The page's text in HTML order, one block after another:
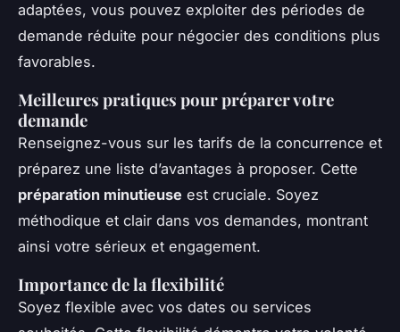
adaptées, vous pouvez exploiter des périodes de
demande réduite pour négocier des conditions plus
favorables.
Meilleures pratiques pour préparer votre
demande
Renseignez-vous sur les tarifs de la concurrence et
préparez une liste d’avantages à proposer. Cette
préparation minutieuse est cruciale. Soyez
méthodique et clair dans vos demandes, montrant
ainsi votre sérieux et engagement.
Importance de la flexibilité
Soyez flexible avec vos dates ou services